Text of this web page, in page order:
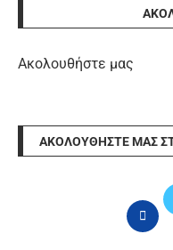
Ακολουθήστε μας
ΑΚΟΛΟΥΘΉΣΤΕ ΜΑΣ